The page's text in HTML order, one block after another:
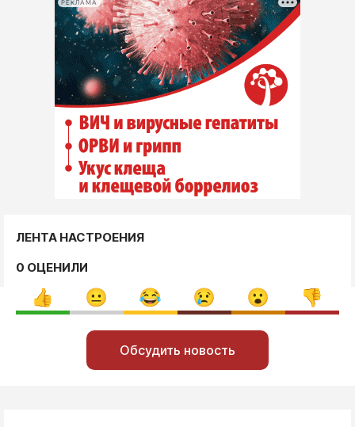
РЕКЛАМА
ЛЕНТА НАСТРОЕНИЯ
0 ОЦЕНИЛИ
Обсудить новость